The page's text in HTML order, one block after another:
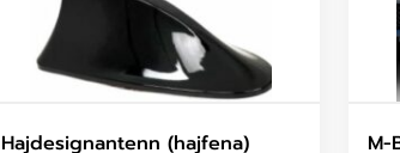
Hajdesignantenn (hajfena) M-